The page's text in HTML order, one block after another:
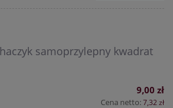
samoprzylepny kwadrat
9,00 zł
Cena netto:7,32 zł